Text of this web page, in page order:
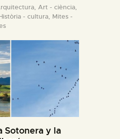
Art - ciència,
- cultura, Mites -
Sotonera y la